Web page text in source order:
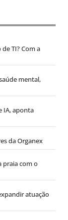
TI? Com a
mental,
IA, aponta
da Organex
praia com o
atuação